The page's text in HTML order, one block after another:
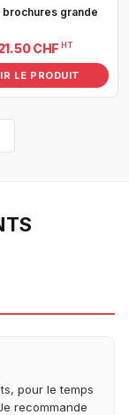
grande
CHF HT
LE PRODUIT
pour le temps
recommande